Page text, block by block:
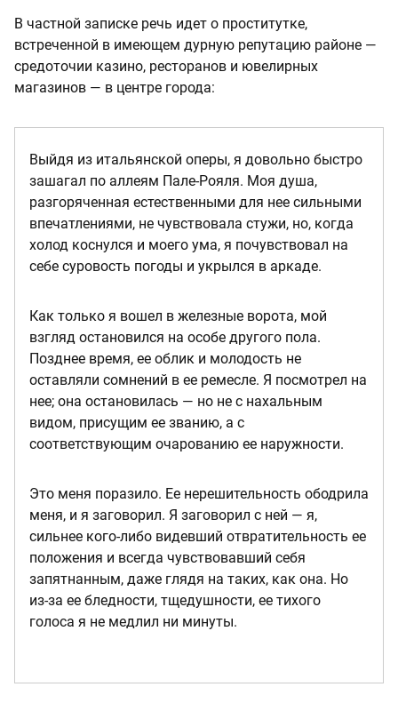
В частной записке речь идет о проститутке,
встреченной в имеющем дурную репутацию районе —
средоточии казино, ресторанов и ювелирных
магазинов — в центре города:
Выйдя из итальянской оперы, я довольно быстро
зашагал по аллеям Пале-Рояля. Моя душа,
разгоряченная естественными для нее сильными
впечатлениями, не чувствовала стужи, но, когда
холод коснулся и моего ума, я почувствовал на
себе суровость погоды и укрылся в аркаде.
Как только я вошел в железные ворота, мой
взгляд остановился на особе другого пола.
Позднее время, ее облик и молодость не
оставляли сомнений в ее ремесле. Я посмотрел на
нее; она остановилась — но не с нахальным
видом, присущим ее званию, а с
соответствующим очарованию ее наружности.
Это меня поразило. Ее нерешительность ободрила
меня, и я заговорил. Я заговорил с ней — я,
сильнее кого-либо видевший отвратительность ее
положения и всегда чувствовавший себя
запятнанным, даже глядя на таких, как она. Но
из-за ее бледности, тщедушности, ее тихого
голоса я не медлил ни минуты.